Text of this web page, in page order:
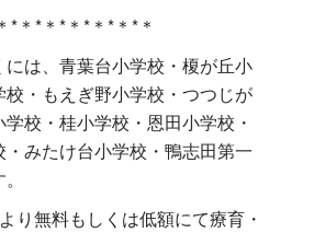
*＊*＊*＊*＊*＊*＊
は、青葉台小学校・榎が丘小
・もえぎ野小学校・つつじが
校・桂小学校・恩田小学校・
・みたけ台小学校・鴨志田第一
り無料もしくは低額にて療育・